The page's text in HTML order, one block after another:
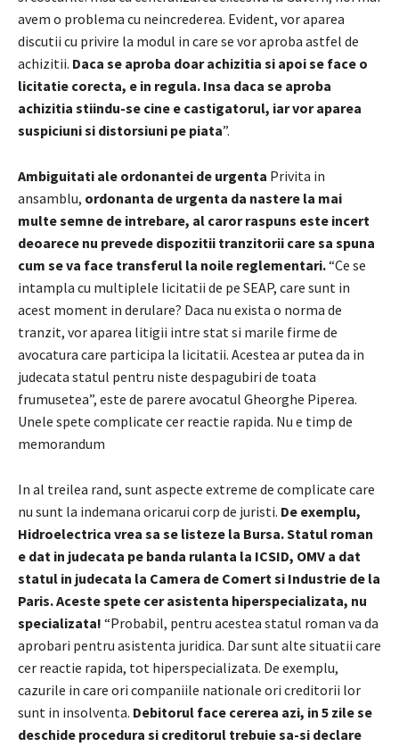
avem o problema cu neincrederea. Evident, vor aparea
discutii cu privire la modul in care se vor aproba astfel de
achizitii. Daca se aproba doar achizitia si apoi se face o
licitatie corecta, e in regula. Insa daca se aproba
achizitia stiindu-se cine e castigatorul, iar vor aparea
suspiciuni si distorsiuni pe piata”.
Ambiguitati ale ordonantei de urgenta Privita in
ansamblu, ordonanta de urgenta da nastere la mai
multe semne de intrebare, al caror raspuns este incert
deoarece nu prevede dispozitii tranzitorii care sa spuna
cum se va face transferul la noile reglementari.“Ce se
intampla cu multiplele licitatii de pe SEAP, care sunt in
acest moment in derulare? Daca nu exista o norma de
tranzit, vor aparea litigii intre stat si marile firme de
avocatura care participa la licitatii. Acestea ar putea da in
judecata statul pentru niste despagubiri de toata
frumusetea”, este de parere avocatul Gheorghe Piperea.
Unele spete complicate cer reactie rapida. Nu e timp de
memorandum
In al treilea rand, sunt aspecte extreme de complicate care
nu sunt la indemana oricarui corp de juristi. De exemplu,
Hidroelectrica vrea sa se listeze la Bursa. Statul roman
e dat in judecata pe banda rulanta la ICSID, OMV a dat
statul in judecata la Camera de Comert si Industrie de la
Paris. Aceste spete cer asistenta hiperspecializata, nu
specializata! “Probabil, pentru acestea statul roman va da
aprobari pentru asistenta juridica. Dar sunt alte situatii care
cer reactie rapida, tot hiperspecializata. De exemplu,
cazurile in care ori companiile nationale ori creditorii lor
sunt in insolventa. Debitorul face cererea azi, in 5 zile se
deschide procedura si creditorul trebuie sa-si declare